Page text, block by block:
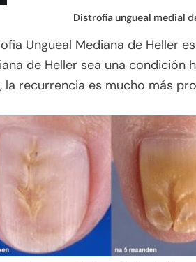
Distrofia ungueal medial
Ungueal Mediana de Heller
de Heller sea una
la recurrencia es mucho más